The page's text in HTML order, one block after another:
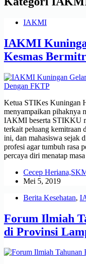
IAKMI
IAKMI
Kesmas
Ketua STIKes Kuningan
menyampaikan pihaknya
IAKMI beserta STIKKU
terkait peluang kemitraan
ini, dan mahasiswa sejak
profesi agar tumbuh rasa
percaya diri menatap
Cecep
Mei 5, 2019
Berita Kesehatan,
Forum Ilmiah
di Provinsi